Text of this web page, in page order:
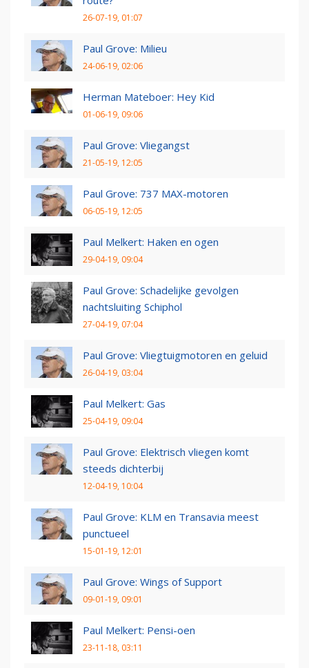
26-07-19, 01:07
Paul Grove: Milieu
24-06-19, 02:06
Herman Mateboer: Hey Kid
01-06-19, 09:06
Paul Grove: Vliegangst
21-05-19, 12:05
Paul Grove: 737 MAX-motoren
06-05-19, 12:05
Paul Melkert: Haken en ogen
29-04-19, 09:04
Paul Grove: Schadelijke gevolgen
nachtsluiting Schiphol
27-04-19, 07:04
Paul Grove: Vliegtuigmotoren en geluid
26-04-19, 03:04
Paul Melkert: Gas
25-04-19, 09:04
Paul Grove: Elektrisch vliegen komt
steeds dichterbij
12-04-19, 10:04
Paul Grove: KLM en Transavia meest
punctueel
15-01-19, 12:01
Paul Grove: Wings of Support
09-01-19, 09:01
Paul Melkert: Pensi-oen
23-11-18, 03:11